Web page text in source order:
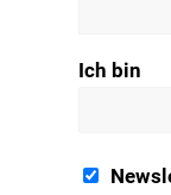
Ich bin